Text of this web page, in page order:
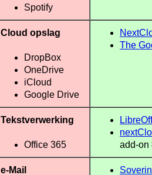
Spotify
Cloud opslag
DropBox
OneDrive
iCloud
Google Drive
The
Tekstverwerking
Office 365
add-on
e-Mail
Soverin